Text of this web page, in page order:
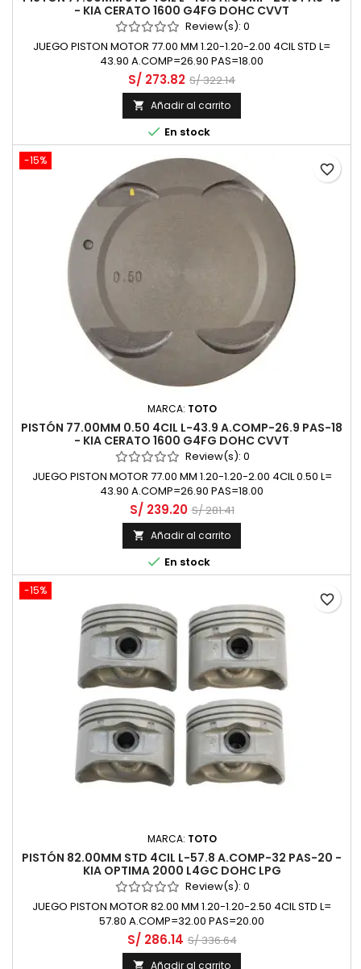
- KIA CERATO 1600 G4FG DOHC CVVT
Review(s): 0
JUEGO PISTON MOTOR 77.00 MM 1.20-1.20-2.00 4CIL STD L=
43.90 A.COMP=26.90 PAS=18.00
S/ 273.82 S/ 322.14
 Añadir al carrito
 En stock
-15%
MARCA: TOTO
PISTÓN 77.00MM 0.50 4CIL L-43.9 A.COMP-26.9 PAS-18
- KIA CERATO 1600 G4FG DOHC CVVT
Review(s): 0
JUEGO PISTON MOTOR 77.00 MM 1.20-1.20-2.00 4CIL 0.50 L=
43.90 A.COMP=26.90 PAS=18.00
S/ 239.20 S/ 281.41
 Añadir al carrito
 En stock
favorite_border
-15%
MARCA: TOTO
PISTÓN 82.00MM STD 4CIL L-57.8 A.COMP-32 PAS-20 -
KIA OPTIMA 2000 L4GC DOHC LPG
Review(s): 0
JUEGO PISTON MOTOR 82.00 MM 1.20-1.20-2.50 4CIL STD L=
57.80 A.COMP=32.00 PAS=20.00
S/ 286.14 S/ 336.64
 Añadir al carrito
favorite_border